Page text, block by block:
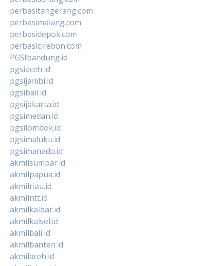
perbasitangerang.com
perbasimalang.com
perbasidepok.com
perbasicirebon.com
PGSIbandung.id
pgsiaceh.id
pgsijambi.id
pgsibali.id
pgsijakarta.id
pgsimedan.id
pgsilombok.id
pgsimaluku.id
pgsimanado.id
akmilsumbar.id
akmilpapua.id
akmilriau.id
akmilntt.id
akmilkalbar.id
akmilkalsel.id
akmilbali.id
akmilbanten.id
akmilaceh.id